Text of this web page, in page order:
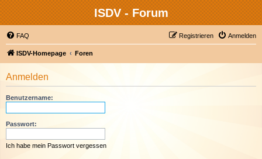
ISDV - Forum
FAQ Anmelden
Registrieren
ISDV-Homepage Foren
Anmelden
Benutzername:
Passwort:
Ich habe mein Passwort vergessen